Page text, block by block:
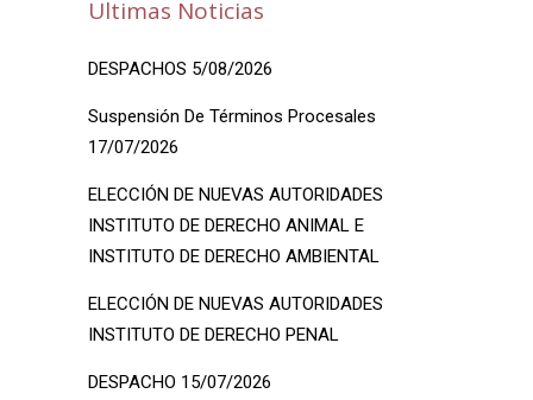
Ultimas Noticias
DESPACHOS 5/08/2026
Suspensión De Términos Procesales
17/07/2026
ELECCIÓN DE NUEVAS AUTORIDADES
INSTITUTO DE DERECHO ANIMAL E
INSTITUTO DE DERECHO AMBIENTAL
ELECCIÓN DE NUEVAS AUTORIDADES
INSTITUTO DE DERECHO PENAL
DESPACHO 15/07/2026